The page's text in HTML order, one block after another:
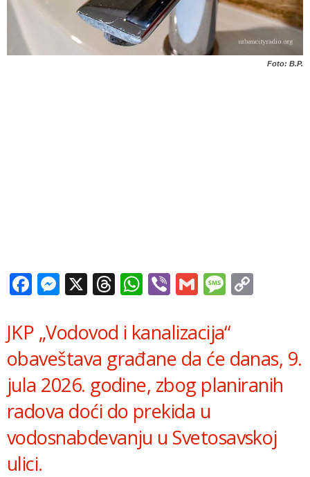
Foto: B.P.
Facebook
Messenger
X Threads
WhatsApp
ViberGmail
JKP „Vodovod i kanalizacija“
obaveštava građane da će danas, 9.
jula 2026. godine, zbog planiranih
radova doći do prekida u
vodosnabdevanju u Svetosavskoj
ulici.